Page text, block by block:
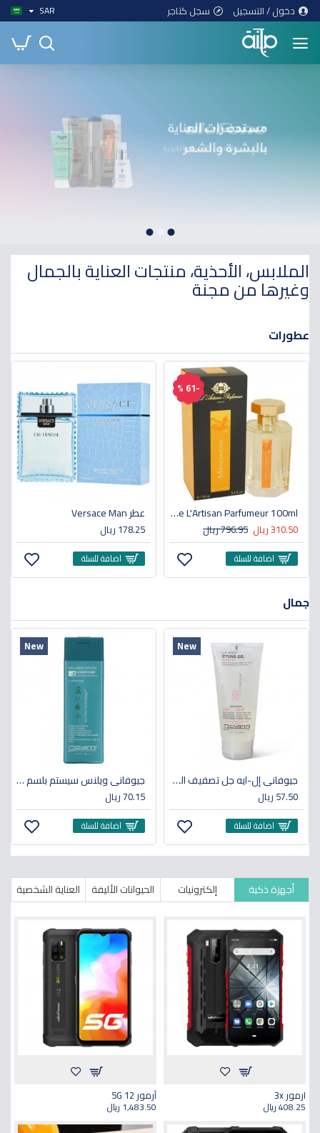
دخول / التسجيل سجل كتاجر SAR
الملابس، الأحذية، منتجات العناية بالجمال
وغيرها من مجنة
عطورات
-61 %
Mandarine L'Artisan Parfumeur 100ml
310.50 ريال 796.95 ريال
اضافة للسلة
عطر Versace Man
178.25 ريال
اضافة للسلة
جمال
New
جيوفاني إل-ايه جل تصفيف الشعر للثبات القوي 200مل
57.50 ريال
اضافة للسلة
New
جيوفاني ويلنس سيستم بلسم بالنباتات الصينية 250مل
70.15 ريال
اضافة للسلة
أجهزة ذكية إلكترونيات الحيوانات الأليفة العناية الشخصية
ارمور 3x
408.25 ريال
آرمور 12 5G
1,483.50 ريال